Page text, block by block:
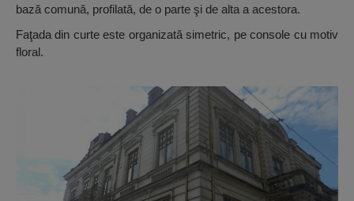
bază comună, profilată, de o parte şi de alta a acestora.
Faţada din curte este organizată simetric, pe console cu motiv
floral.